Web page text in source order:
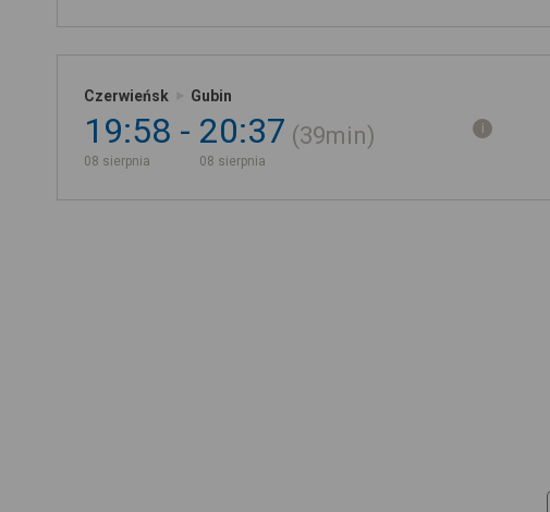
Czerwieńsk Gubin
19:58
08 sierpnia
20:37
08 sierpnia
39min